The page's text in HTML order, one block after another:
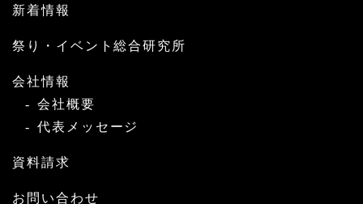
新着情報
祭り・イベント総合研究所
会社情報
会社概要
代表メッセージ
資料請求
お問い合わせ